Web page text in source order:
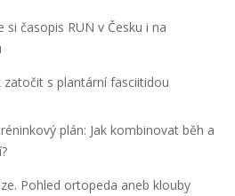
si časopis RUN v Česku i na
s plantární fasciitidou
plán: Jak kombinovat běh a
Pohled ortopeda aneb klouby